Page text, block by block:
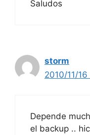
Saludos
storm
2010/11/
Depende
el backup ..